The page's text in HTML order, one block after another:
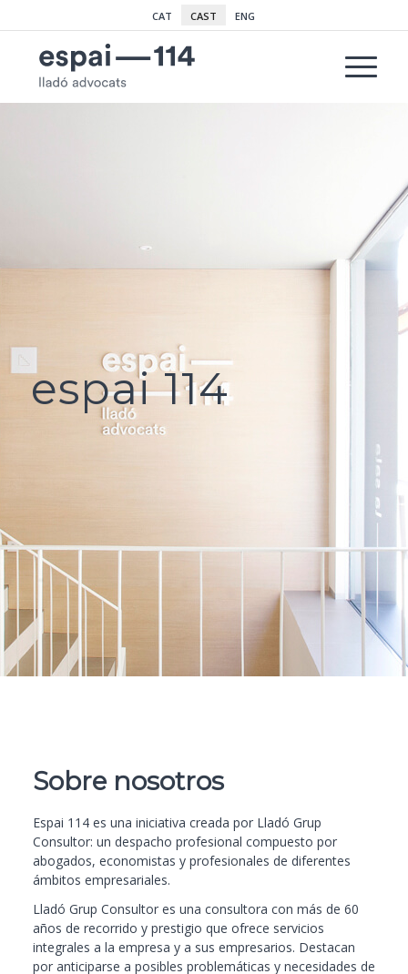
CAT CAST ENG
espai 114
Sobre nosotros
Espai 114 es una iniciativa creada por Lladó Grup
Consultor: un despacho profesional compuesto por
abogados, economistas y profesionales de diferentes
ámbitos empresariales.
Lladó Grup Consultor es una consultora con más de 60
años de recorrido y prestigio que ofrece servicios
integrales a la empresa y a sus empresarios. Destacan
por anticiparse a posibles problemáticas y necesidades de